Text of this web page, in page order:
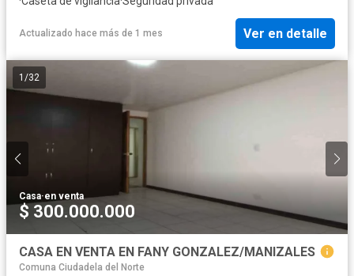
Actualizado hace más de 1 mes Ver en detalle
1 /32
Casa·en venta
$ 300.000.000
CASA EN VENTA EN FANY GONZALEZ/MANIZALES
Comuna Ciudadela del Norte